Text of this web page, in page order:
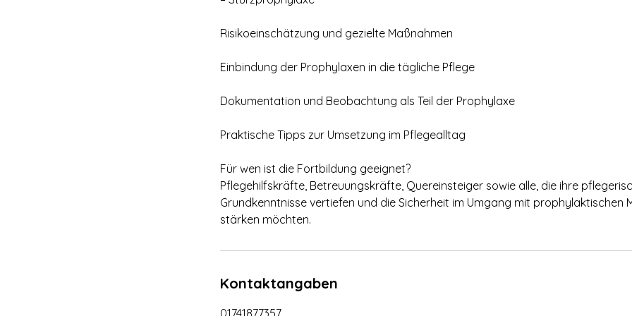
Risikoeinschätzung und gezielte Maßnahmen
Einbindung der Prophylaxen in die tägliche Pflege
Dokumentation und Beobachtung als Teil der Prophylaxe
Praktische Tipps zur Umsetzung im Pflegealltag
Für wen ist die Fortbildung geeignet?
Pflegehilfskräfte, Betreuungskräfte, Quereinsteiger sowie alle, die ihre
Grundkenntnisse vertiefen und die Sicherheit im Umgang mit prophylaktischen
stärken möchten.
Kontaktangaben
01741877357